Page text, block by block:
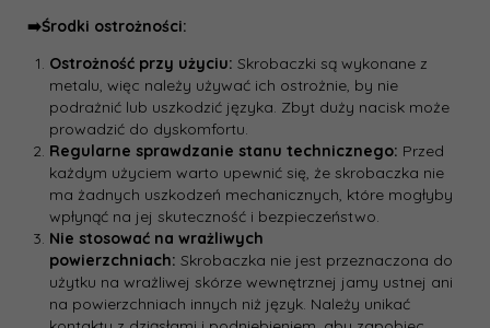
➡️Środki ostrożności:
Ostrożność przy użyciu: Skrobaczki są wykonane z
metalu, więc należy używać ich ostrożnie, by nie
podrażnić lub uszkodzić języka. Zbyt duży nacisk może
prowadzić do dyskomfortu.
Regularne sprawdzanie stanu technicznego: Przed
każdym użyciem warto upewnić się, że skrobaczka nie
ma żadnych uszkodzeń mechanicznych, które mogłyby
wpłynąć na jej skuteczność i bezpieczeństwo.
Nie stosować na wrażliwych
powierzchniach: Skrobaczka nie jest przeznaczona do
użytku na wrażliwej skórze wewnętrznej jamy ustnej ani
na powierzchniach innych niż język. Należy unikać